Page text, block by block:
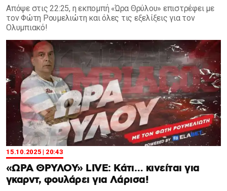
Aπόψε στις 22:25, η εκπομπή «Ώρα Θρύλου» επιστρέφει με
τον Φώτη Ρουμελιώτη και όλες τις εξελίξεις για τον
Ολυμπιακό!
15.10.2025 | 20:43
«ΩΡΑ ΘΡΥΛΟΥ» LIVE: Κάτι… κινείται για
γκαρντ, φουλάρει για Λάρισα!